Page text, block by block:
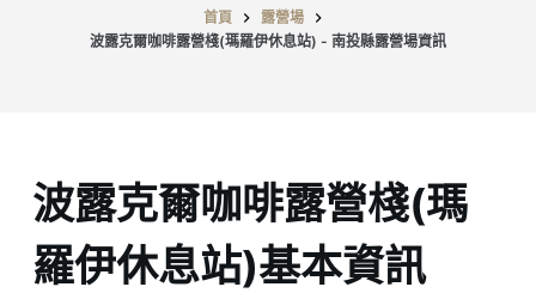
首頁
露營場
波露克爾咖啡露營棧(瑪羅伊休息站) - 南投縣露營場資訊
波露克爾咖啡露營棧(瑪
羅伊休息站)基本資訊